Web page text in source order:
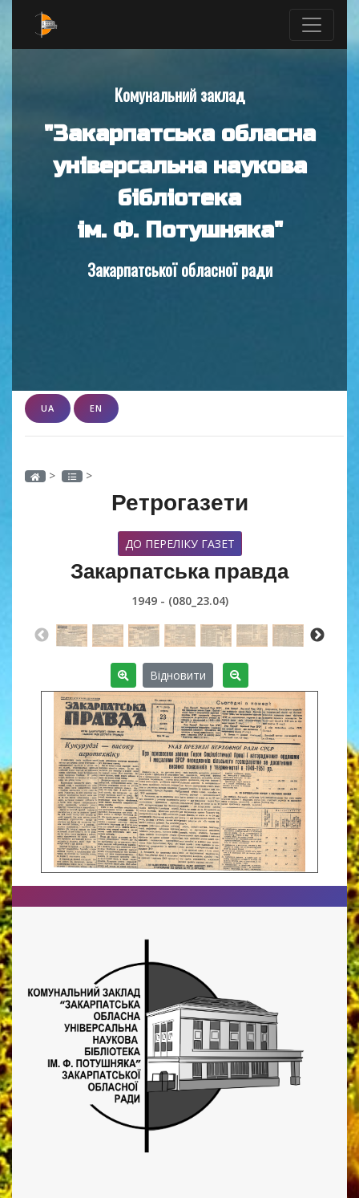
Комунальний заклад
"Закарпатська обласна
універсальна наукова
бібліотека
ім. Ф. Потушняка"
Закарпатської обласної ради
UA EN
> >
Ретрогазети
ДО ПЕРЕЛІКУ ГАЗЕТ
Закарпатська правда
1949 - (080_23.04)
Відновити